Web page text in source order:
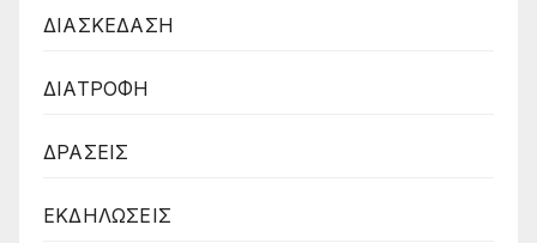
ΔΙΑΣΚΕΔΑΣΗ
ΔΙΑΤΡΟΦΗ
ΔΡΑΣΕΙΣ
ΕΚΔΗΛΩΣΕΙΣ